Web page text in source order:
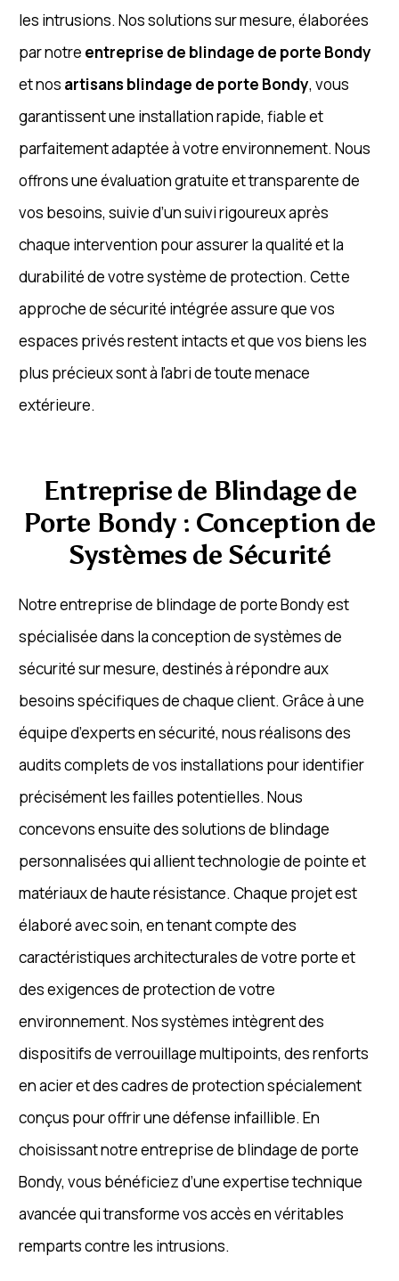
les intrusions. Nos solutions sur mesure, élaborées
par notre entreprise de blindage de porte Bondy
et nos artisans blindage de porte Bondy, vous
garantissent une installation rapide, fiable et
parfaitement adaptée à votre environnement. Nous
offrons une évaluation gratuite et transparente de
vos besoins, suivie d’un suivi rigoureux après
chaque intervention pour assurer la qualité et la
durabilité de votre système de protection. Cette
approche de sécurité intégrée assure que vos
espaces privés restent intacts et que vos biens les
plus précieux sont à l’abri de toute menace
extérieure.
Entreprise de Blindage de
Porte Bondy : Conception de
Systèmes de Sécurité
Notre entreprise de blindage de porte Bondy est
spécialisée dans la conception de systèmes de
sécurité sur mesure, destinés à répondre aux
besoins spécifiques de chaque client. Grâce à une
équipe d’experts en sécurité, nous réalisons des
audits complets de vos installations pour identifier
précisément les failles potentielles. Nous
concevons ensuite des solutions de blindage
personnalisées qui allient technologie de pointe et
matériaux de haute résistance. Chaque projet est
élaboré avec soin, en tenant compte des
caractéristiques architecturales de votre porte et
des exigences de protection de votre
environnement. Nos systèmes intègrent des
dispositifs de verrouillage multipoints, des renforts
en acier et des cadres de protection spécialement
conçus pour offrir une défense infaillible. En
choisissant notre entreprise de blindage de porte
Bondy, vous bénéficiez d’une expertise technique
avancée qui transforme vos accès en véritables
remparts contre les intrusions.